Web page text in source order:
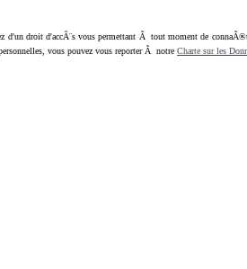
droit d'accÃ¨s vous permettant Ã tout moment de
vous pouvez vous reporter Ã notre Charte sur les